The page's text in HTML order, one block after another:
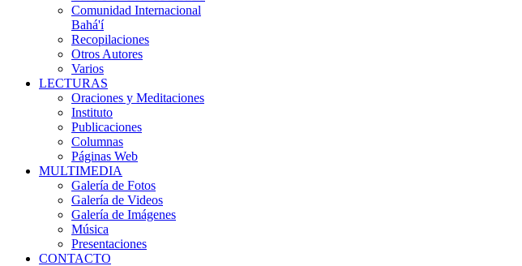
Comunidad Internacional
Bahá'í
Recopilaciones
Otros Autores
Varios
LECTURAS
Oraciones y Meditaciones
Instituto
Publicaciones
Columnas
Páginas Web
MULTIMEDIA
Galería de Fotos
Galería de Videos
Galería de Imágenes
Música
Presentaciones
CONTACTO